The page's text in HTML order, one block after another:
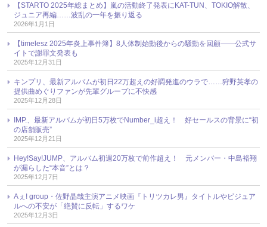
【STARTO 2025年総まとめ】嵐の活動終了発表にKAT-TUN、TOKIO解散、
ジュニア再編……波乱の一年を振り返る
2026年1月1日
【timelesz 2025年炎上事件簿】8人体制始動後からの騒動を回顧――公式サ
イトで謝罪文発表も
2025年12月31日
キンプリ、最新アルバムが初日22万超えの好調発進のウラで……狩野英孝の
提供曲めぐりファンが先輩グループに不快感
2025年12月28日
IMP.、最新アルバムが初日5万枚でNumber_i超え！ 好セールスの背景に“初
の店舗販売”
2025年12月21日
Hey!Say!JUMP、アルバム初週20万枚で前作超え！ 元メンバー・中島裕翔
が漏らした“本音”とは？
2025年12月7日
Aぇ! group・佐野晶哉主演アニメ映画『トリツカレ男』タイトルやビジュア
ルへの不安が「絶賛に反転」するワケ
2025年12月3日